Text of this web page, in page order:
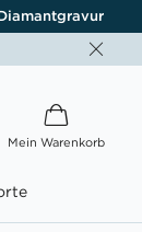
Mein Warenkorb